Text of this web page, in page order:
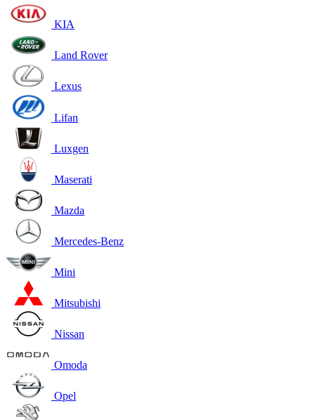
KIA
Land Rover
Lexus
Lifan
Luxgen
Maserati
Mazda
Mercedes-Benz
Mini
Mitsubishi
Nissan
Omoda
Opel